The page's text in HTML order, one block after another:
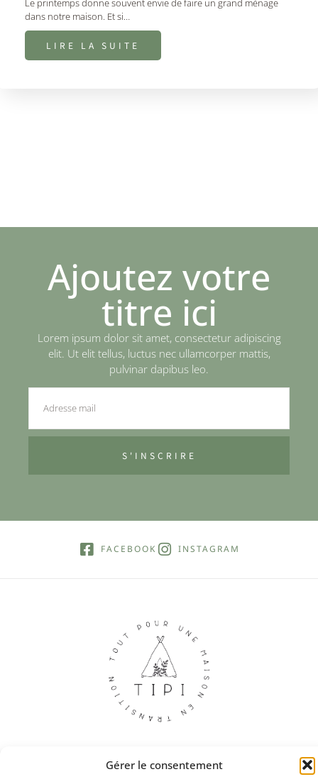
Gérer le consentement
Le printemps donne souvent envie de faire un grand ménage
dans notre maison. Et si…
LIRE LA SUITE
Ajoutez votre
titre ici
Lorem ipsum dolor sit amet, consectetur adipiscing
elit. Ut elit tellus, luctus nec ullamcorper mattis,
pulvinar dapibus leo.
S'INSCRIRE
FACEBOOK INSTAGRAM